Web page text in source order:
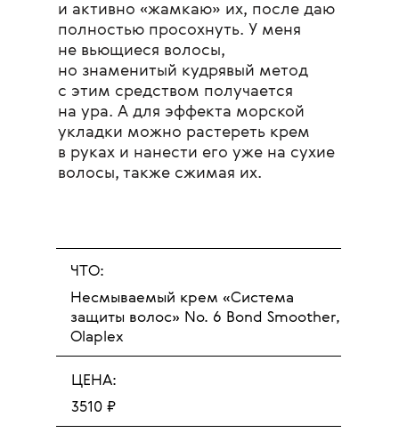
и активно «жамкаю» их, после даю
полностью просохнуть. У меня
не вьющиеся волосы,
но знаменитый кудрявый метод
с этим средством получается
на ура. А для эффекта морской
укладки можно растереть крем
в руках и нанести его уже на сухие
волосы, также сжимая их.
ЧТО:
Несмываемый крем «Система
защиты волос» No. 6 Bond Smoother,
Olaplex
ЦЕНА:
3510 ₽